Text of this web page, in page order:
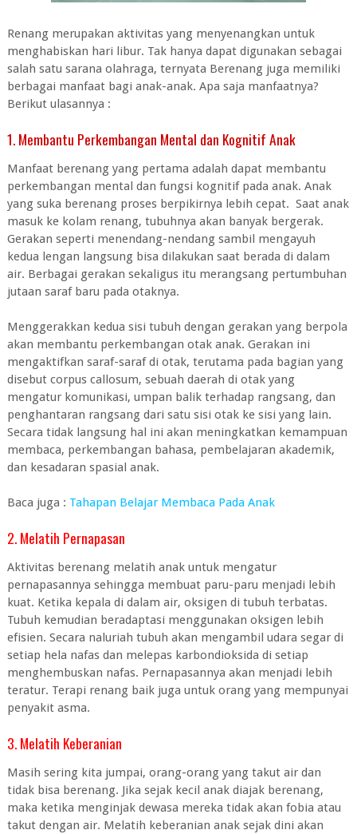
Renang merupakan aktivitas yang menyenangkan untuk
menghabiskan hari libur. Tak hanya dapat digunakan sebagai
salah satu sarana olahraga, ternyata Berenang juga memiliki
berbagai manfaat bagi anak-anak. Apa saja manfaatnya?
Berikut ulasannya :
1. Membantu Perkembangan Mental dan Kognitif Anak
Manfaat berenang yang pertama adalah dapat membantu
perkembangan mental dan fungsi kognitif pada anak. Anak
yang suka berenang proses berpikirnya lebih cepat. Saat anak
masuk ke kolam renang, tubuhnya akan banyak bergerak.
Gerakan seperti menendang-nendang sambil mengayuh
kedua lengan langsung bisa dilakukan saat berada di dalam
air. Berbagai gerakan sekaligus itu merangsang pertumbuhan
jutaan saraf baru pada otaknya.
Menggerakkan kedua sisi tubuh dengan gerakan yang berpola
akan membantu perkembangan otak anak. Gerakan ini
mengaktifkan saraf-saraf di otak, terutama pada bagian yang
disebut corpus callosum, sebuah daerah di otak yang
mengatur komunikasi, umpan balik terhadap rangsang, dan
penghantaran rangsang dari satu sisi otak ke sisi yang lain.
Secara tidak langsung hal ini akan meningkatkan kemampuan
membaca, perkembangan bahasa, pembelajaran akademik,
dan kesadaran spasial anak.
Baca juga : Tahapan Belajar Membaca Pada Anak
2. Melatih Pernapasan
Aktivitas berenang melatih anak untuk mengatur
pernapasannya sehingga membuat paru-paru menjadi lebih
kuat. Ketika kepala di dalam air, oksigen di tubuh terbatas.
Tubuh kemudian beradaptasi menggunakan oksigen lebih
efisien. Secara naluriah tubuh akan mengambil udara segar di
setiap hela nafas dan melepas karbondioksida di setiap
menghembuskan nafas. Pernapasannya akan menjadi lebih
teratur. Terapi renang baik juga untuk orang yang mempunyai
penyakit asma.
3. Melatih Keberanian
Masih sering kita jumpai, orang-orang yang takut air dan
tidak bisa berenang. Jika sejak kecil anak diajak berenang,
maka ketika menginjak dewasa mereka tidak akan fobia atau
takut dengan air. Melatih keberanian anak sejak dini akan